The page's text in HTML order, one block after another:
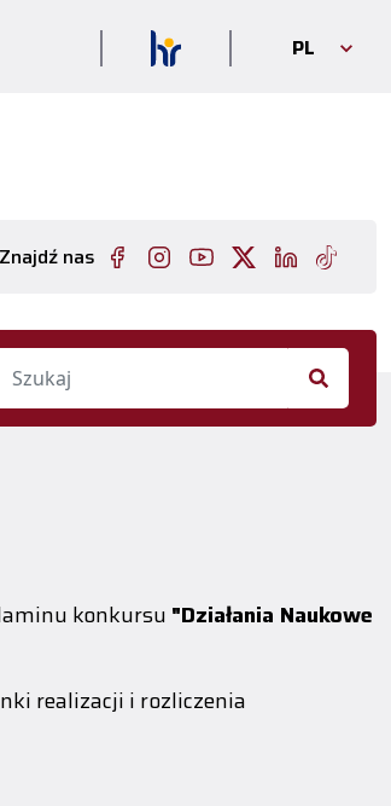
PL
Znajdź nas
konkursu "Działania Naukowe
realizacji i rozliczenia